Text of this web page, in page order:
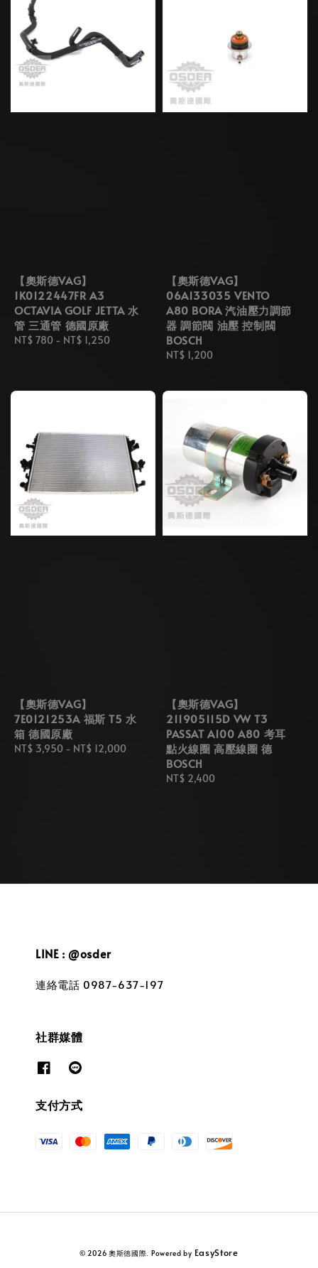
【奧斯德VAG】
1K0122447FR A3
OCTAVIA GOLF JETTA 水
管 三通管 德國原廠
Regular
NT$ 780 - NT$ 1,250
【奧斯德VAG】
06A133035 VENTO
A80 BORA 汽油壓力調節
器 調節閥 油壓 控制閥
BOSCH
Regular
NT$ 1,200
【奧斯德VAG】
7E0121253A 福斯 T5 水
箱 德國原廠
Regular
NT$ 3,950 - NT$ 12,000
【奧斯德VAG】
211905115D VW T3
PASSAT A100 A80 考耳
點火線圈 高壓線圈 德
BOSCH
Regular
NT$ 2,400
LINE : @osder
連絡電話 0987-637-197
社群媒體
支付方式
© 2026 奧斯德國際. Powered by EasyStore